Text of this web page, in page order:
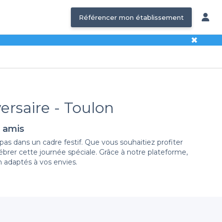
Référencer mon établissement
✖
- Toulon
dans un cadre festif. Que vous souhaitiez profiter
cette journée spéciale. Grâce à notre plateforme,
à vos envies.
rapide. Nous vous proposons une sélection variée
types de cuisine et options de menus. Vous